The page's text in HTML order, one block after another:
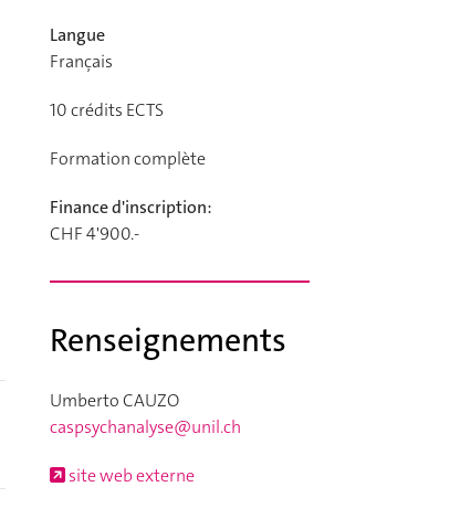
Langue
Français
10crédits ECTS
Formation complète
Finance d'inscription:
CHF 4'900.-
Renseignements
Umberto CAUZO
caspsychanalyse@unil.ch
site web externe